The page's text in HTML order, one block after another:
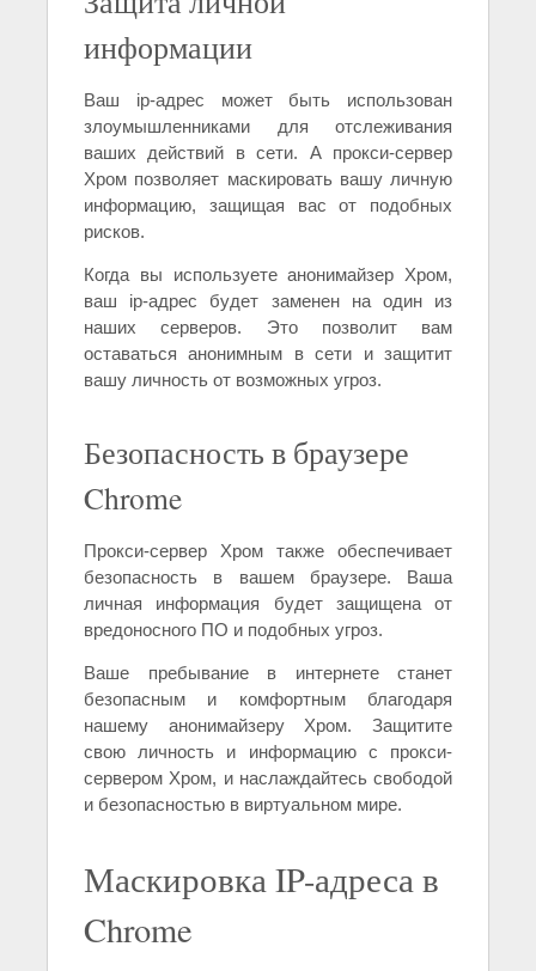
информации
Ваш ip-адрес может быть использован
злоумышленниками для отслеживания
ваших действий в сети. А прокси-сервер
Хром позволяет маскировать вашу личную
информацию, защищая вас от подобных
рисков.
Когда вы используете анонимайзер Хром,
ваш ip-адрес будет заменен на один из
наших серверов. Это позволит вам
оставаться анонимным в сети и защитит
вашу личность от возможных угроз.
Безопасность в браузере
Chrome
Прокси-сервер Хром также обеспечивает
безопасность в вашем браузере. Ваша
личная информация будет защищена от
вредоносного ПО и подобных угроз.
Ваше пребывание в интернете станет
безопасным и комфортным благодаря
нашему анонимайзеру Хром. Защитите
свою личность и информацию с прокси-
сервером Хром, и наслаждайтесь свободой
и безопасностью в виртуальном мире.
Маскировка IP-адреса в
Chrome